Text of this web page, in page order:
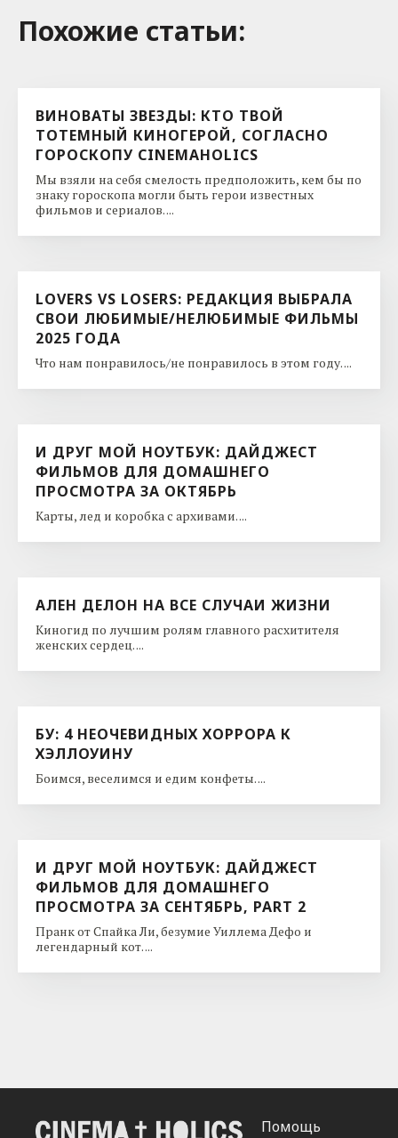
Похожие cтатьи:
ВИНОВАТЫ ЗВЕЗДЫ: КТО ТВОЙ
ТОТЕМНЫЙ КИНОГЕРОЙ, СОГЛАСНО
ГОРОСКОПУ CINEMAHOLICS
Мы взяли на себя смелость предположить, кем бы по
знаку гороскопа могли быть герои известных
фильмов и сериалов. ...
LOVERS VS LOSERS: РЕДАКЦИЯ ВЫБРАЛА
СВОИ ЛЮБИМЫЕ/НЕЛЮБИМЫЕ ФИЛЬМЫ
2025 ГОДА
Что нам понравилось/не понравилось в этом году. ...
И ДРУГ МОЙ НОУТБУК: ДАЙДЖЕСТ
ФИЛЬМОВ ДЛЯ ДОМАШНЕГО
ПРОСМОТРА ЗА ОКТЯБРЬ
Карты, лед и коробка с архивами. ...
АЛЕН ДЕЛОН НА ВСЕ СЛУЧАИ ЖИЗНИ
Киногид по лучшим ролям главного расхитителя
женских сердец. ...
БУ: 4 НЕОЧЕВИДНЫХ ХОРРОРА К
ХЭЛЛОУИНУ
Боимся, веселимся и едим конфеты. ...
И ДРУГ МОЙ НОУТБУК: ДАЙДЖЕСТ
ФИЛЬМОВ ДЛЯ ДОМАШНЕГО
ПРОСМОТРА ЗА СЕНТЯБРЬ, PART 2
Пранк от Спайка Ли, безумие Уиллема Дефо и
легендарный кот. ...
Помощь